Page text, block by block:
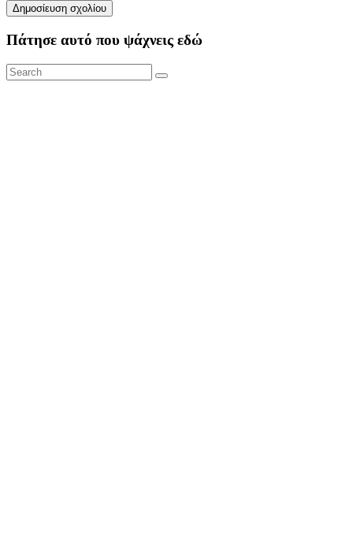
Πάτησε αυτό που ψάχνεις εδώ
Search
for:
Search